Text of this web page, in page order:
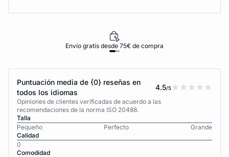
Envío gratis desde 75€ de compra
Puntuación media de {0} reseñas en
todos los idiomas
4.5/5
Opiniones de clientes verificadas de acuerdo a las
recomendaciones de la norma ISO 20488.
Talla
Pequeño
Perfecto
Grande
Calidad
0
Comodidad